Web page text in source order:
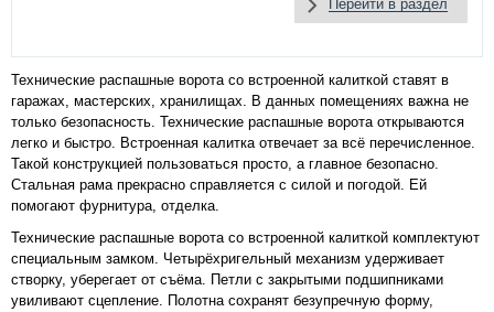
Перейти в раздел
Технические распашные ворота со встроенной калиткой ставят в
гаражах, мастерских, хранилищах. В данных помещениях важна не
только безопасность. Технические распашные ворота открываются
легко и быстро. Встроенная калитка отвечает за всё перечисленное.
Такой конструкцией пользоваться просто, а главное безопасно.
Стальная рама прекрасно справляется с силой и погодой. Ей
помогают фурнитура, отделка.
Технические распашные ворота со встроенной калиткой комплектуют
специальным замком. Четырёхригельный механизм удерживает
створку, уберегает от съёма. Петли с закрытыми подшипниками
увиливают сцепление. Полотна сохранят безупречную форму,